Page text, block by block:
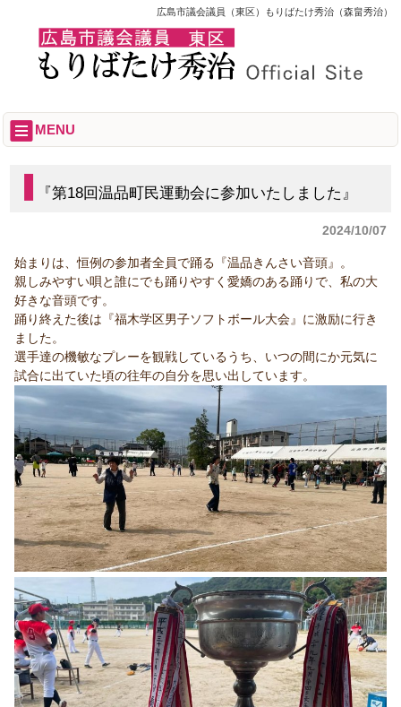
広島市議会議員（東区）もりばたけ秀治（森畠秀治）
MENU
『第18回温品町民運動会に参加いたしました』
2024/10/07
始まりは、恒例の参加者全員で踊る『温品きんさい音頭』。
親しみやすい唄と誰にでも踊りやすく愛嬌のある踊りで、私の大
好きな音頭です。
踊り終えた後は『福木学区男子ソフトボール大会』に激励に行き
ました。
選手達の機敏なプレーを観戦しているうち、いつの間にか元気に
試合に出ていた頃の往年の自分を思い出しています。